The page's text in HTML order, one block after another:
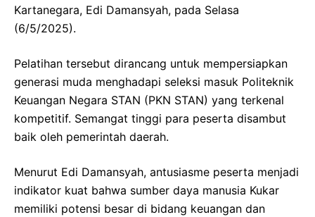
Kartanegara, Edi Damansyah, pada Selasa
(6/5/2025).
Pelatihan tersebut dirancang untuk mempersiapkan
generasi muda menghadapi seleksi masuk Politeknik
Keuangan Negara STAN (PKN STAN) yang terkenal
kompetitif. Semangat tinggi para peserta disambut
baik oleh pemerintah daerah.
Menurut Edi Damansyah, antusiasme peserta menjadi
indikator kuat bahwa sumber daya manusia Kukar
memiliki potensi besar di bidang keuangan dan